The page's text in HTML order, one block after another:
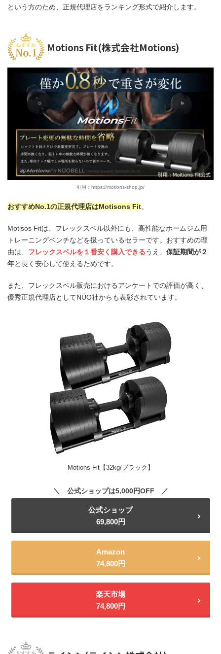
という方のため、正規代理店をランキング形式で紹介します。
Motions Fit(株式会社Motions)
引用：https://motions-shop.jp/
おすすめNo.1の正規代理店はMotisons Fit。
Motisos Fitは、フレックスベル以外にも、高性能なホームジム用
トレーニングベンチなどを扱っているセラーです。おすすめの理
由は、 フレックスベルを１番安く購入できるうえ、 保証期間が２
年と長く安心して使えるためです。
また、フレックスベル販売におけるアンケートでの評価が高く、
優秀正規代理店としてNÜO社からも表彰されています。
Motions Fit【32kg/ブラック】
公式ショップは5,000円OFF
公式ショップ
69,800円
Amazon
74,800円
楽天市場
74,800円